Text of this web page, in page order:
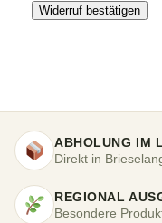
Widerruf bestätigen
ABHOLUNG IM
Direkt in
REGIONAL
Besondere